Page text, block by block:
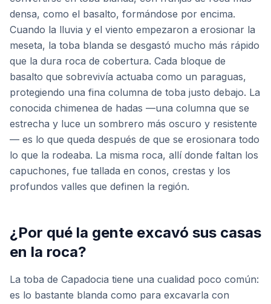
densa, como el basalto, formándose por encima.
Cuando la lluvia y el viento empezaron a erosionar la
meseta, la toba blanda se desgastó mucho más rápido
que la dura roca de cobertura. Cada bloque de
basalto que sobrevivía actuaba como un paraguas,
protegiendo una fina columna de toba justo debajo. La
conocida chimenea de hadas —una columna que se
estrecha y luce un sombrero más oscuro y resistente
— es lo que queda después de que se erosionara todo
lo que la rodeaba. La misma roca, allí donde faltan los
capuchones, fue tallada en conos, crestas y los
profundos valles que definen la región.
¿Por qué la gente excavó sus casas
en la roca?
La toba de Capadocia tiene una cualidad poco común:
es lo bastante blanda como para excavarla con